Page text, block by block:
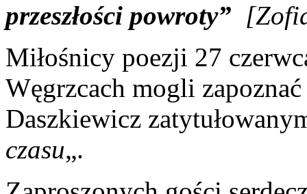
przeszłości powroty”
Miłośnicy poezji 27
Węgrzcach mogli
Daszkiewicz
czasu„.